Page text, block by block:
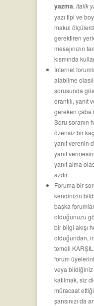
yazma, italik
yazı tipi ve
makul
gerektiren
mesajınızın
kısmında
İnternet
alabilme
sorusunda
orantılı,
gereken çaba
Soru soranın
özensiz bir
yanıt verenin
yanıt
yanıt alma
azdır.
Foruma bir
kendinizin
başka
olduğunuzu
bir bilgi akışı
olduğundan,
temeli
forum
veya bildiğiniz
katılmak, siz
müracaat
şansınızı da